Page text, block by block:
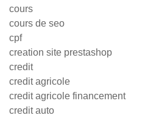
cours
cours de seo
cpf
creation site prestashop
credit
credit agricole
credit agricole financement
credit auto